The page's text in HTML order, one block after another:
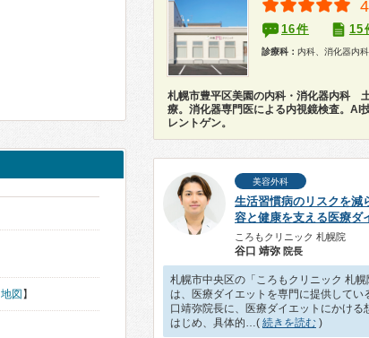
地図 】
16件 15
診療科： 内科、消化器内科、内視鏡
札幌市豊平区美園の内科・消化器内科
療。消化器専門医による内視鏡検査。AI
レントゲン。
美容外科
生活習慣病のリスクを減
容と健康を支える医療ダ
ころもクリニック 札幌院
谷口 靖弥 院長
札幌市中央区の「ころもクリニック 札幌
は、医療ダイエットを専門に提供してい
口靖弥院長に、医療ダイエットにかける
はじめ、具体的…( 続きを読む )